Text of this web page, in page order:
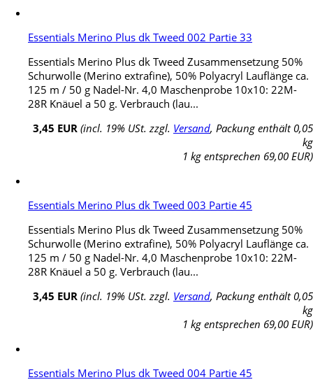
Essentials Merino Plus dk Tweed 002 Partie 33
Essentials Merino Plus dk Tweed Zusammensetzung 50%
Schurwolle (Merino extrafine), 50% Polyacryl Lauflänge ca.
125 m / 50 g Nadel-Nr. 4,0 Maschenprobe 10x10: 22M-
28R Knäuel a 50 g. Verbrauch (lau...
3,45 EUR (incl. 19% USt. zzgl. Versand, Packung enthält 0,05
kg
1 kg entsprechen 69,00 EUR)
Essentials Merino Plus dk Tweed 003 Partie 45
Essentials Merino Plus dk Tweed Zusammensetzung 50%
Schurwolle (Merino extrafine), 50% Polyacryl Lauflänge ca.
125 m / 50 g Nadel-Nr. 4,0 Maschenprobe 10x10: 22M-
28R Knäuel a 50 g. Verbrauch (lau...
3,45 EUR (incl. 19% USt. zzgl. Versand, Packung enthält 0,05
kg
1 kg entsprechen 69,00 EUR)
Essentials Merino Plus dk Tweed 004 Partie 45